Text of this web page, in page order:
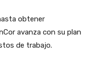
obtener
avanza con su plan
de trabajo.